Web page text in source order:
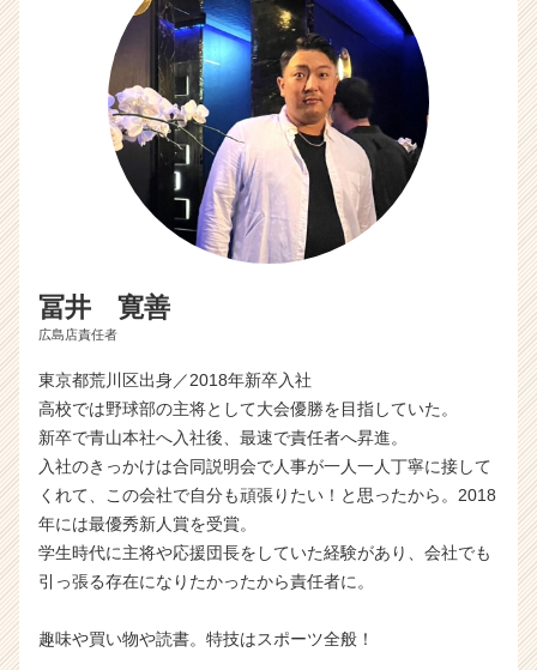
e
r）
冨井 寛善
広島店責任者
東京都荒川区出身／2018年新卒入社
高校では野球部の主将として大会優勝を目指していた。
新卒で青山本社へ入社後、最速で責任者へ昇進。
入社のきっかけは合同説明会で人事が一人一人丁寧に接して
くれて、この会社で自分も頑張りたい！と思ったから。2018
年には最優秀新人賞を受賞。
学生時代に主将や応援団長をしていた経験があり、会社でも
引っ張る存在になりたかったから責任者に。
趣味や買い物や読書。特技はスポーツ全般！